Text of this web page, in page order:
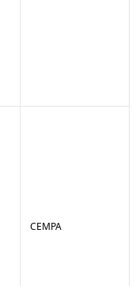
CEMPA